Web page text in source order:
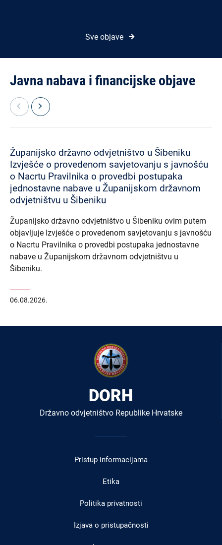
Sve objave
Javna nabava i financijske objave
Županijsko državno odvjetništvo u Šibeniku
Izvješće o provedenom savjetovanju s javnošću
o Nacrtu Pravilnika o provedbi postupaka
jednostavne nabave u Županijskom državnom
odvjetništvu u Šibeniku
Županijsko državno odvjetništvo u Šibeniku ovim putem
objavljuje Izvješće o provedenom savjetovanju s javnošću
o Nacrtu Pravilnika o provedbi postupaka jednostavne
nabave u Županijskom državnom odvjetništvu u
Šibeniku.
06.08.2026.
DORH
Državno odvjetništvo Republike Hrvatske
Pristup informacijama
Etika
Politika privatnosti
Izjava o pristupačnosti